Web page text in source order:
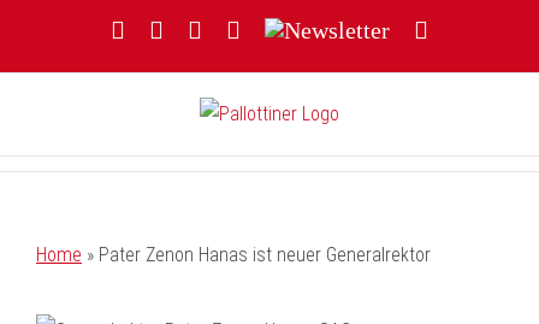
FacebookYouTubeInstagram
Threads
Newsletter
Home » Pater Zenon Hanas ist neuer Generalrektor